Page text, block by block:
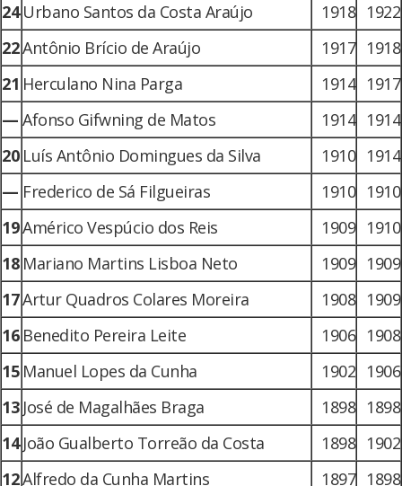
24 Urbano Santos da Costa Araújo 1918 1922
22Antônio Brício de Araújo 1917 1918
21 Herculano Nina Parga 1914 1917
— Afonso Gifwning de Matos 1914 1914
20 Luís Antônio Domingues da Silva 1910 1914
— Frederico de Sá Filgueiras 1910 1910
19Américo Vespúcio dos Reis 1909 1910
18 Mariano Martins Lisboa Neto 1909 1909
17Artur Quadros Colares Moreira 1908 1909
16 Benedito Pereira Leite 1906 1908
15 Manuel Lopes da Cunha 1902 1906
13 José de Magalhães Braga 1898 1898
14 João Gualberto Torreão da Costa 1898 1902
12Alfredo da Cunha Martins 1897 1898